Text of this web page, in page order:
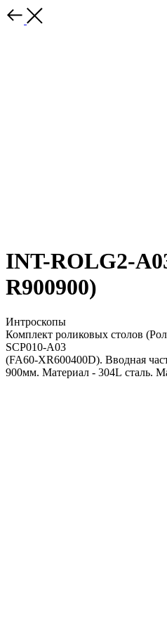
INT-ROLG2-
R900900)
Интроскопы
Комплект роликовых столов
SCP010-A03
(FA60-XR600400D). Вводная
900мм. Материал - 304L сталь.